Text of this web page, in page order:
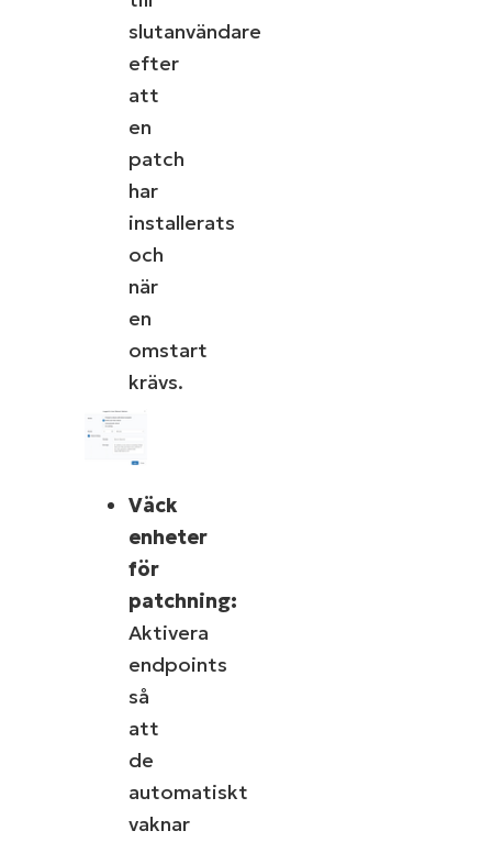
slutanvändare
efter
att
en
patch
har
installerats
och
när
en
omstart
krävs.
Väck
enheter
för
patchning:
Aktivera
endpoints
så
att
de
automatiskt
vaknar